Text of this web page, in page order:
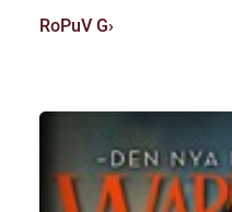
RoPuV G